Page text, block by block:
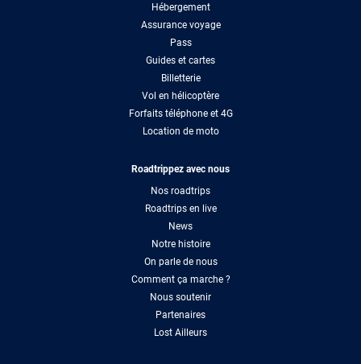
Hébergement
Assurance voyage
Pass
Guides et cartes
Billetterie
Vol en hélicoptère
Forfaits téléphone et 4G
Location de moto
Roadtrippez avec nous
Nos roadtrips
Roadtrips en live
News
Notre histoire
On parle de nous
Comment ça marche ?
Nous soutenir
Partenaires
Lost Ailleurs